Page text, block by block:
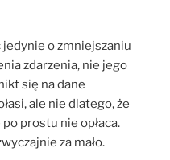
jedynie o zmniejszaniu
zdarzenia, nie jego
się na dane
ale nie dlatego, że
prostu nie opłaca.
za mało.